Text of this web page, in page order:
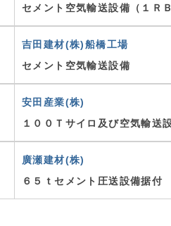
セメント空気輸送設備（１Ｒ
吉田建材(株)船橋工場
セメント空気輸送設備
安田産業(株)
１００Ｔサイロ及び空気輸送
廣瀬建材(株)
６５ｔセメント圧送設備据付